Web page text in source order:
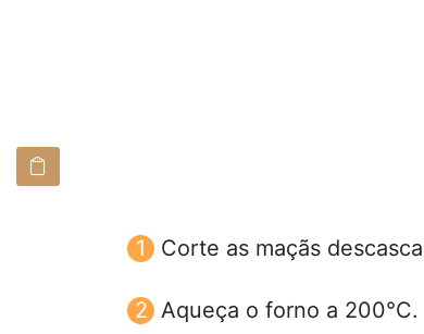
Corte as maçãs
Aqueça o forno a 200°C.